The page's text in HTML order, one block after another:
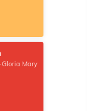
Gloria Mary